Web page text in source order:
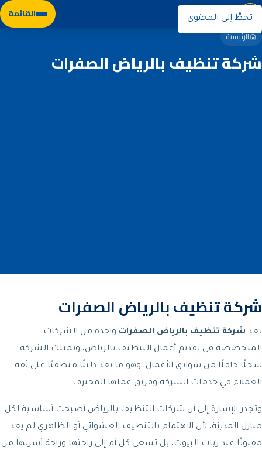
تخطَّ إلى المحتوى القائمة نوران
الرئيسية
شركة تنظيف بالرياض الصفرات
شركة تنظيف بالرياض الصفرات
تعد شركة تنظيف بالرياض الصفرات واحدة من الشركات
المتخصصة في تقديم أعمال التنظيف بالرياض، وتمتلك الشركة
سجلًا حافلًا من سوابق الأعمال، وهو ما يعد دليلًا منطقيًا على ثقة
العملاء في خدمات الشركة وفريق عملها المحترف.
وتجدر الإشارة إلى أن شركات التنظيف بالرياض أصبحت أساسية لكل
منازل المدينة، لأن الاهتمام بالتنظيف العشوائي أو الظاهري لم يعد
مقبولًا عند ربات البيوت، بل تسعى كل أم إلى راحتها وراحة أسرتها من